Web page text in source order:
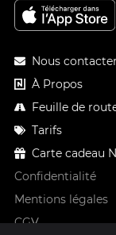
Nous contacter
À Propos
Feuille de
Tarifs
Carte cadeau
Confidentialité
Mentions légales
CGV